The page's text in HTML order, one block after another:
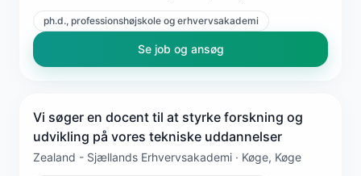
ph.d., professionshøjskole og erhvervsakademi
Se job og ansøg
Vi søger en docent til at styrke forskning og
udvikling på vores tekniske uddannelser
Zealand - Sjællands Erhvervsakademi · Køge, Køge